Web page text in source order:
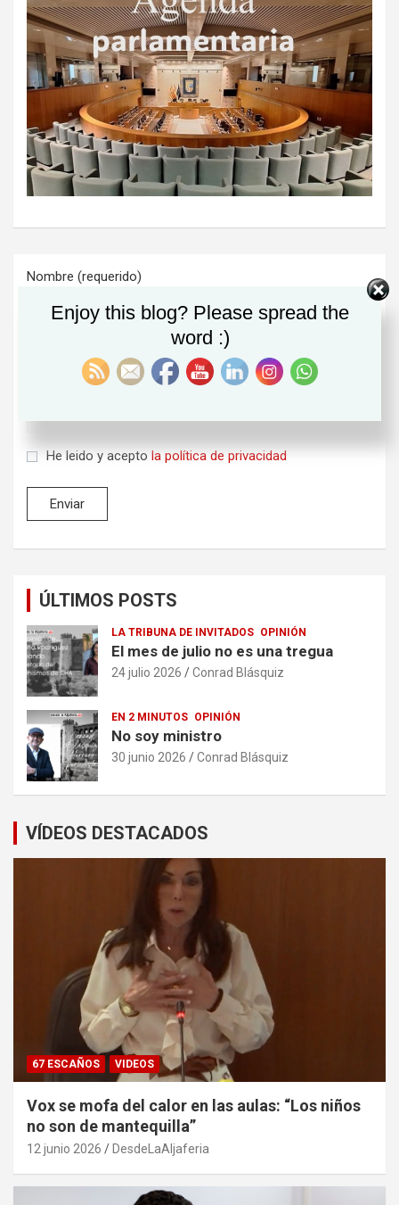
Nombre (requerido)
Email (requerido)
He leido y acepto la política de privacidad
ÚLTIMOS POSTS
LA TRIBUNA DE INVITADOS OPINIÓN
El mes de julio no es una tregua
24 julio 2026 Conrad Blásquiz
EN 2 MINUTOS OPINIÓN
No soy ministro
30 junio 2026 Conrad Blásquiz
VÍDEOS DESTACADOS
67 ESCAÑOS VIDEOS
Vox se mofa del calor en las aulas: “Los niños
no son de mantequilla”
12 junio 2026 DesdeLaAljaferia
Enjoy this blog? Please spread the
word :)